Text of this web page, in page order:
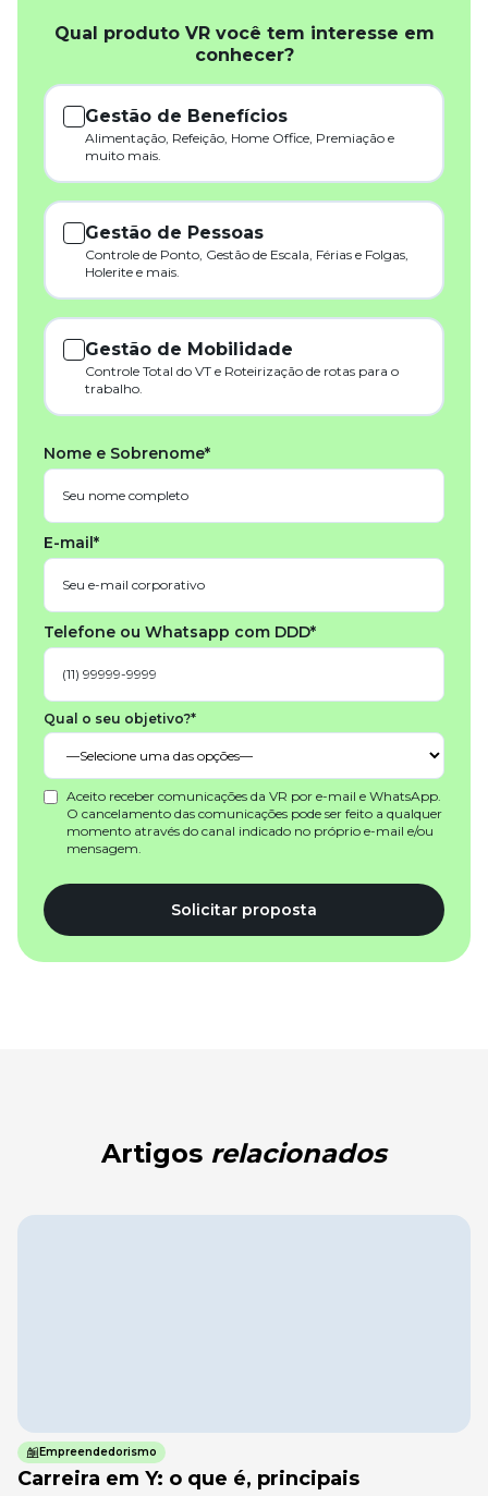
Qual produto VR você tem interesse em
conhecer?
Gestão de Benefícios
Alimentação, Refeição, Home Office, Premiação e
muito mais.
Gestão de Pessoas
Controle de Ponto, Gestão de Escala, Férias e Folgas,
Holerite e mais.
Gestão de Mobilidade
Controle Total do VT e Roteirização de rotas para o
trabalho.
Nome e Sobrenome*
E-mail*
Telefone ou Whatsapp com DDD*
Qual o seu objetivo?*
Aceito receber comunicações da VR por e-mail e WhatsApp.
O cancelamento das comunicações pode ser feito a qualquer
momento através do canal indicado no próprio e-mail e/ou
mensagem.
Solicitar proposta
Artigos relacionados
Empreendedorismo
Carreira em Y: o que é, principais